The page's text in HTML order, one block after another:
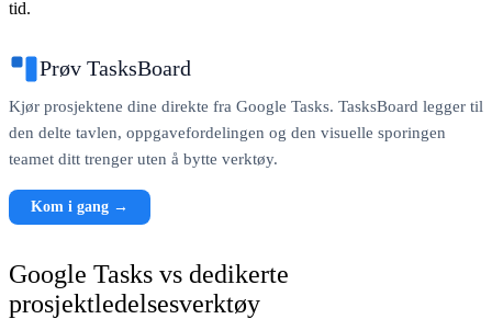
tid.
Prøv TasksBoard
Kjør prosjektene dine direkte fra Google Tasks. TasksBoard legger til
den delte tavlen, oppgavefordelingen og den visuelle sporingen
teamet ditt trenger uten å bytte verktøy.
Kom i gang →
Google Tasks vs dedikerte
prosjektledelsesverktøy